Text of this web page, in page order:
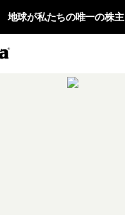
地球が私たちの唯一の株主